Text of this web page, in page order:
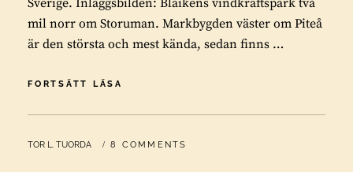
Sverige. Inläggsbilden: Blaikens vindkraftspark två
mil norr om Storuman. Markbygden väster om Piteå
är den största och mest kända, sedan finns …
FORTSÄTT LÄSA
NORD
SYD
BY
TOR L. TUORDA 8 COMMENTS